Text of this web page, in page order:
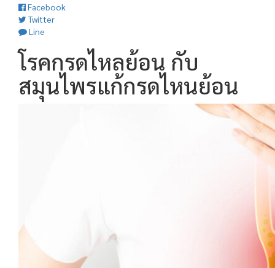
Facebook
Twitter
Line
โรคกรดไหลย้อน กับ
สมุนไพรแก้กรดไหนย้อน